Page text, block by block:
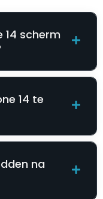
14 scherm
14 te
na